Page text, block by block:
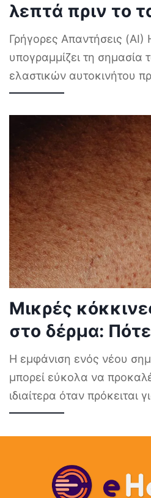
λεπτά πριν το
Γρήγορες Απαντήσεις
υπογραμμίζει τη σημασία
ελαστικών αυτοκινήτου
Μικρές
στο δέρμα:
Η εμφάνιση ενός νέου
μπορεί εύκολα να
ιδιαίτερα όταν πρόκειται